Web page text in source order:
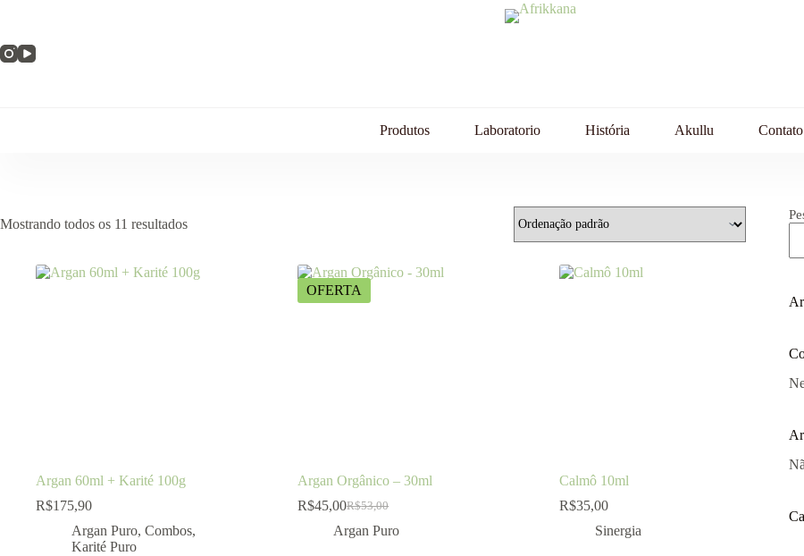
Produtos Laboratorio História Akullu Contato
Mostrando todos os 11 resultados
Argan 60ml + Karité 100g
R$175,90
Argan Puro, Combos,
Karité Puro
OFERTA
Argan Orgânico – 30ml
R$53,00
R$45,00
Argan Puro
Calmô 10ml
R$35,00
Sinergia